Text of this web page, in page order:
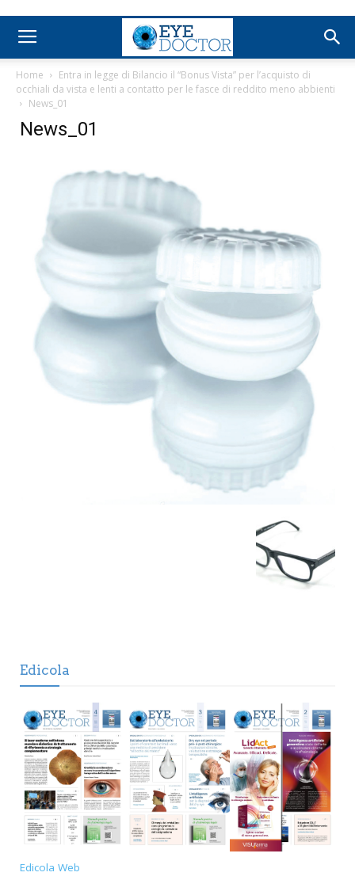
Home
Entra in legge di Bilancio il “Bonus Vista” per l’acquisto di
occhiali da vista e lenti a contatto per le fasce di reddito meno abbienti
News_01
News_01
Edicola
Edicola Web